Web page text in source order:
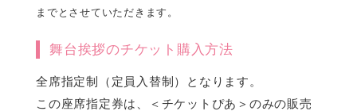
までとさせていただきます。
舞台挨拶のチケット購入方法
全席指定制（定員入替制）となります。
この座席指定券は、＜チケットぴあ＞のみの販売